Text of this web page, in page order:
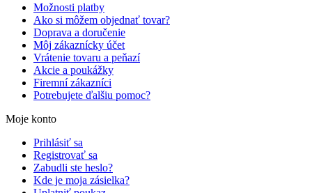
Možnosti platby
Ako si môžem objednať tovar?
Doprava a doručenie
Môj zákaznícky účet
Vrátenie tovaru a peňazí
Akcie a poukážky
Firemní zákazníci
Potrebujete ďalšiu pomoc?
Moje konto
Prihlásiť sa
Registrovať sa
Zabudli ste heslo?
Kde je moja zásielka?